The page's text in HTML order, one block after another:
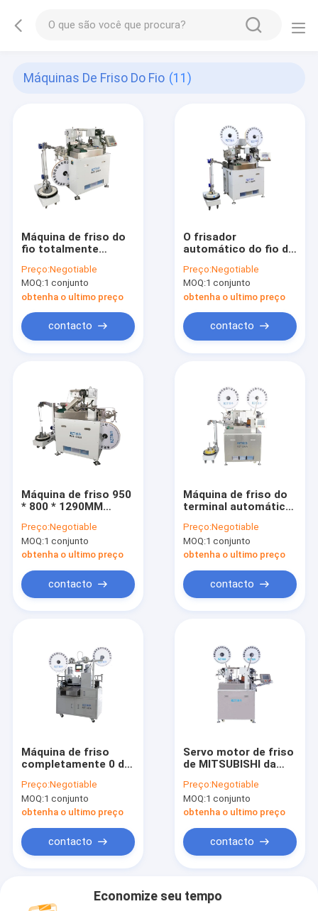
Máquinas De Friso Do Fio (11)
Máquina de friso do
fio totalmente
ambas as
extremidades uma
garantia do ano
Preço:Negotiable
MOQ:1 conjunto
obtenha o ultimo preço
contacto
O frisador
automático do fio da
Metal a máquina de
friso automática
Preço:Negotiable
MOQ:1 conjunto
obtenha o ultimo preço
contacto
Máquina de friso 950
* 800 * 1290MM
automático
completo
Preço:Negotiable
MOQ:1 conjunto
obtenha o ultimo preço
contacto
Máquina de friso do
terminal automático
friso industrial de
ambas as
extremidades
Preço:Negotiable
MOQ:1 conjunto
obtenha o ultimo preço
contacto
Máquina de friso
completamente 0 de
fio liso. 6 - fio OD de
2. 5MM
Preço:Negotiable
MOQ:1 conjunto
obtenha o ultimo preço
contacto
Servo motor de friso
de MITSUBISHI da
multifuncional uma
garantia do ano
Preço:Negotiable
MOQ:1 conjunto
obtenha o ultimo preço
contacto
Economize seu tempo